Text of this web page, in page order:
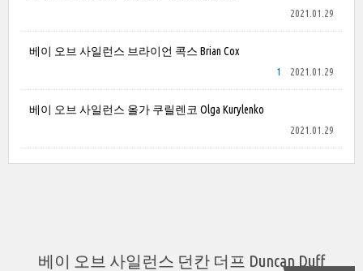
2021.01.29
베이 오브 사일런스 브라이언 콕스 Brian Cox
2021.01.29
1
베이 오브 사일런스 올가 쿠릴렌코 Olga Kurylenko
2021.01.29
베이 오브 사일런스 던칸 더프 Duncan Duff